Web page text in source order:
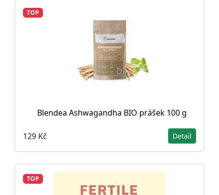
TOP
Blendea Ashwagandha BIO prášek 100 g
129 Kč Detail
TOP